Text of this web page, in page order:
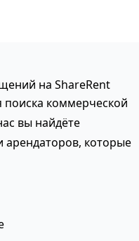
на ShareRent
коммерческой
вы найдёте
арендаторов, которые